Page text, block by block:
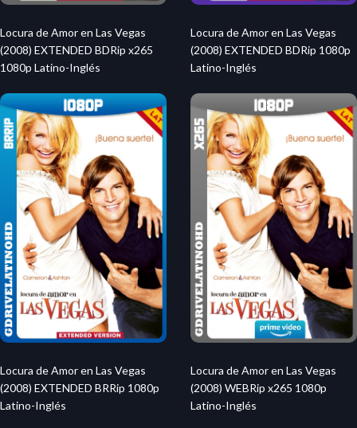
Locura de Amor en Las Vegas
(2008) EXTENDED BDRip x265
1080p Latino-Inglés
Locura de Amor en Las Vegas
(2008) EXTENDED BDRip 1080p
Latino-Inglés
Locura de Amor en Las Vegas
(2008) EXTENDED BRRip 1080p
Latino-Inglés
Locura de Amor en Las Vegas
(2008) WEBRip x265 1080p
Latino-Inglés